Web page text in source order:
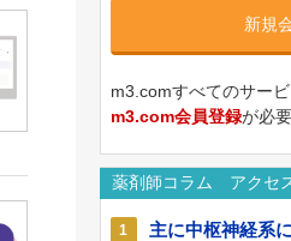
新規
m3.comすべてのサー
m3.com会員登録が必要
薬剤師コラム アクセ
1
主に中枢神経系